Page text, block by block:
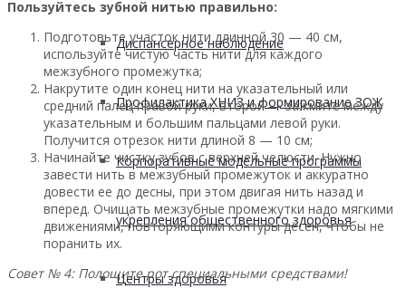
Диспансерное наблюдение
Профилактика ХНИЗ и формирование ЗОЖ
Корпоративные модельные программы
укрепления общественного здоровья
Центры здоровья
Пользуйтесь зубной нитью правильно:
Подготовьте участок нити длинной 30 — 40 см,
используйте чистую часть нити для каждого
межзубного промежутка;
Накрутите один конец нити на указательный или
средний палец правой руки, второй — зажмите между
указательным и большим пальцами левой руки.
Получится отрезок нити длиной 8 — 10 см;
Начинайте чистку зубов с верхней челюсти. Нужно
завести нить в межзубный промежуток и аккуратно
довести ее до десны, при этом двигая нить назад и
вперед. Очищать межзубные промежутки надо мягкими
движениями, повторяющими контуры дёсен, чтобы не
поранить их.
Совет № 4: Полощите рот специальными средствами!